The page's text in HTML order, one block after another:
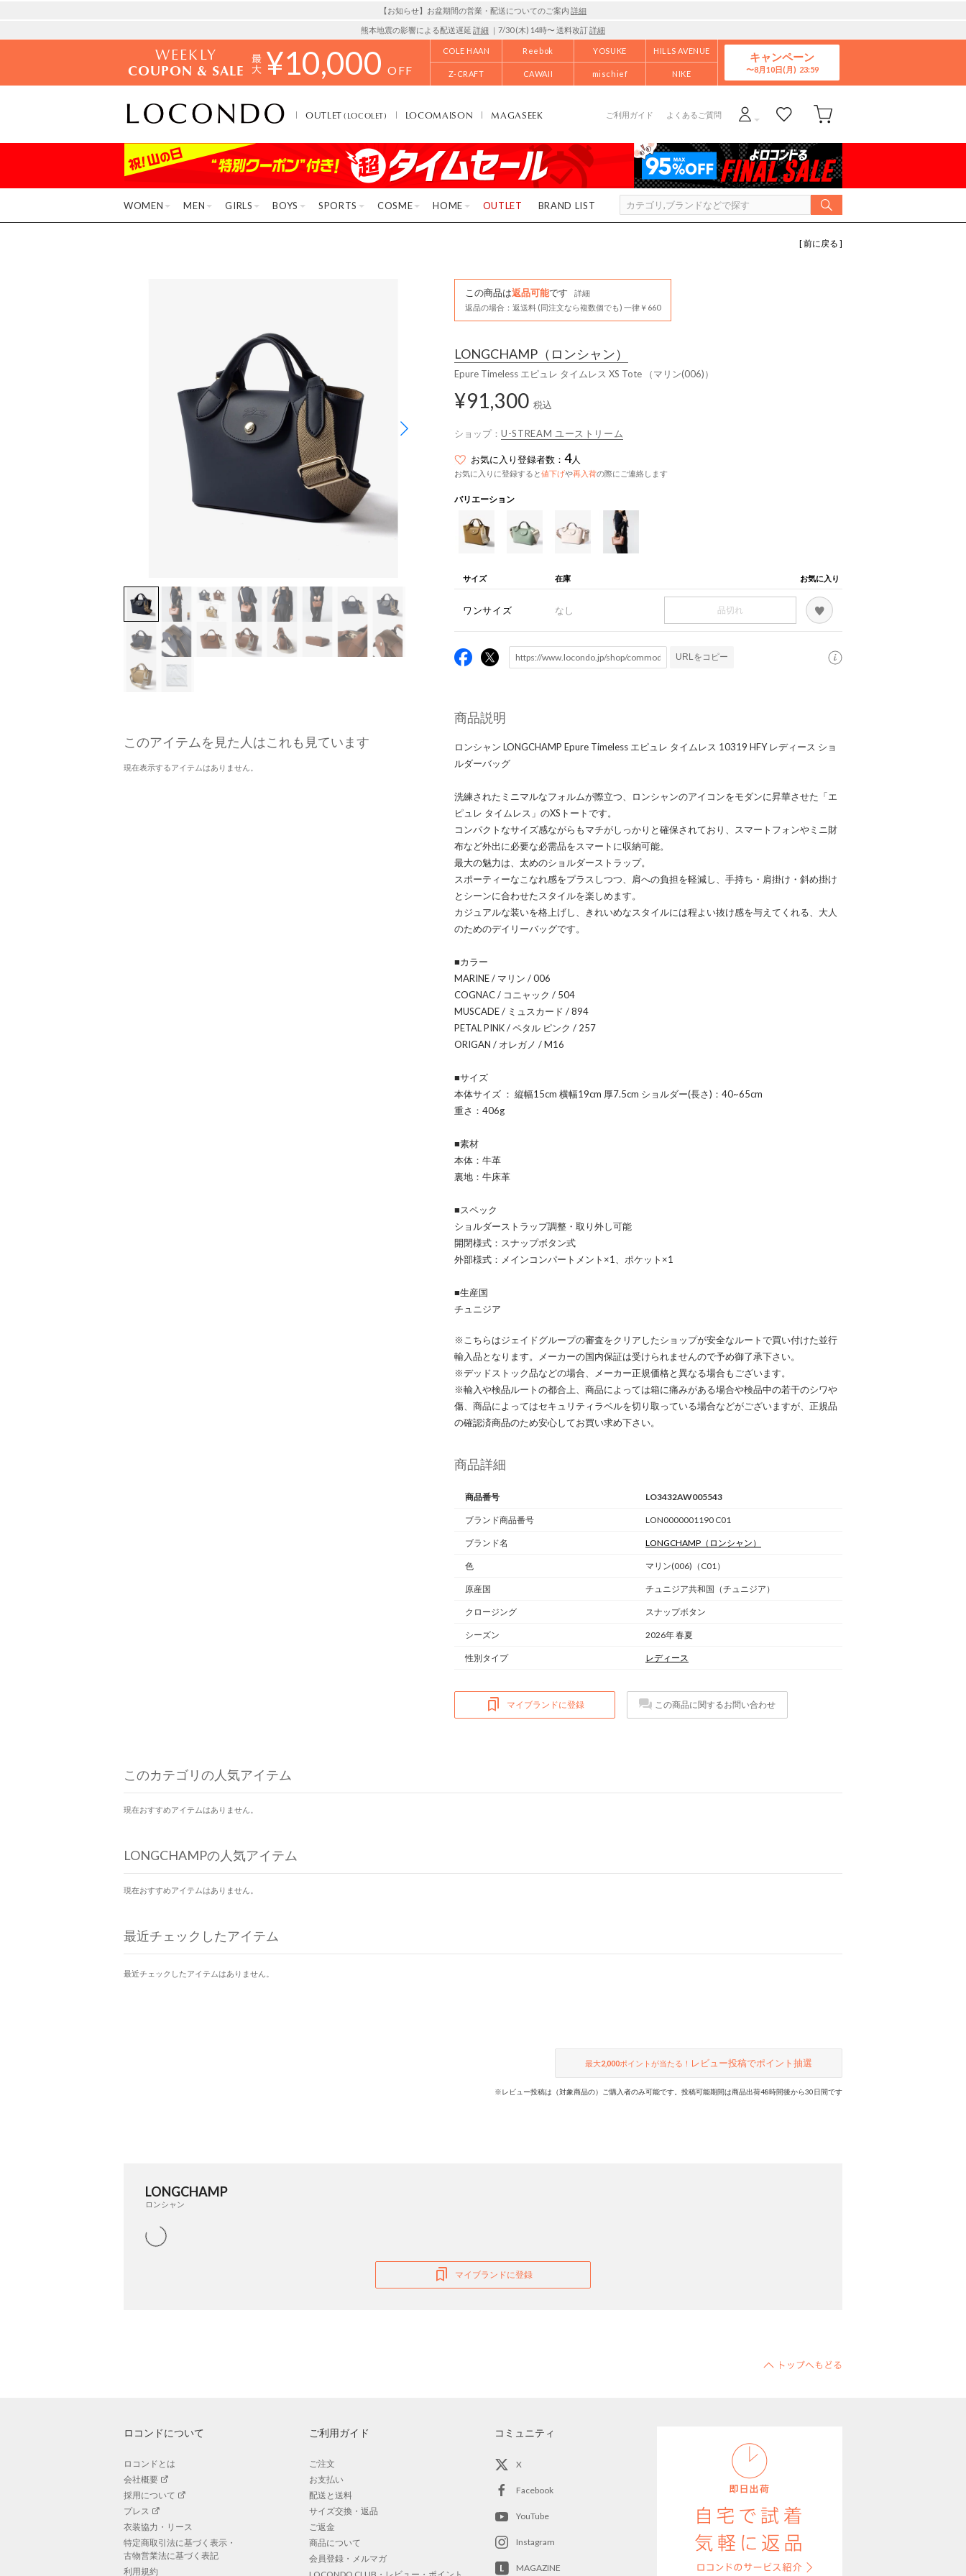
【お知らせ】お盆期間の営業・配送についてのご案内 詳細
熊本地震の影響による配送遅延 詳細 ｜7/30 (木) 14時〜 送料改訂詳細
WEEKLY
COUPON & SALE ¥10,000 OFF
COLE HAAN Reebok YOSUKE HILLS AVENUE
Z-CRAFT CAWAII mischief NIKE
キャンペーン
8月10日(月)
OUTLET(LOCOLET) LOCOMAISON MAGASEEK ご利用ガイド よくあるご質問
WOMEN MEN GIRLS BOYS SPORTS COSME HOME OUTLET BRAND LIST
[ 前に戻る ]
このアイテムを見た人はこれも見ています
現在表示するアイテムはありません。
この商品は返品可能です
詳細
返品の場合：返送料 (同注文なら複数個でも) 一律￥660
LONGCHAMP （ロンシャン）
Epure Timeless エピュレ タイムレス XS Tote （マリン(006)）
¥91,300 税込
ショップ： U-STREAM ユーストリーム
お気に入り登録者数： 4人
お気に入りに登録すると値下げや再入荷の際にご連絡します
バリエーション
サイズ 在庫 お気に入り
ワンサイズ なし 品切れ
URLをコピー
商品説明
ロンシャン LONGCHAMP Epure Timeless エピュレ タイムレス 10319 HFY レディース ショ
ルダーバッグ
洗練されたミニマルなフォルムが際立つ、ロンシャンのアイコンをモダンに昇華させた「エ
ピュレ タイムレス」のXSトートです。
コンパクトなサイズ感ながらもマチがしっかりと確保されており、スマートフォンやミニ財
布など外出に必要な必需品をスマートに収納可能。
最大の魅力は、太めのショルダーストラップ。
スポーティーなこなれ感をプラスしつつ、肩への負担を軽減し、手持ち・肩掛け・斜め掛け
とシーンに合わせたスタイルを楽しめます。
カジュアルな装いを格上げし、きれいめなスタイルには程よい抜け感を与えてくれる、大人
のためのデイリーバッグです。
■カラー
MARINE / マリン / 006
COGNAC / コニャック / 504
MUSCADE / ミュスカード / 894
PETAL PINK / ペタル ピンク / 257
ORIGAN / オレガノ / M16
■サイズ
本体サイズ ： 縦幅15cm 横幅19cm 厚7.5cm ショルダー(長さ)：40~65cm
重さ：406g
■素材
本体：牛革
裏地：牛床革
■スペック
ショルダーストラップ調整・取り外し可能
開閉様式：スナップボタン式
外部様式：メインコンパートメント×1、ポケット×1
■生産国
チュニジア
※こちらはジェイドグループの審査をクリアしたショップが安全なルートで買い付けた並行
輸入品となります。メーカーの国内保証は受けられませんので予め御了承下さい。
※デッドストック品などの場合、メーカー正規価格と異なる場合もございます。
※輸入や検品ルートの都合上、商品によっては箱に痛みがある場合や検品中の若干のシワや
傷、商品によってはセキュリティラベルを切り取っている場合などがございますが、正規品
の確認済商品のため安心してお買い求め下さい。
商品詳細
商品番号 LO3432AW005543
ブランド商品番号 LON0000001190 C01
ブランド名 LONGCHAMP （ロンシャン）
色 マリン(006)（C01）
原産国 チュニジア共和国（チュニジア）
クロージング スナップボタン
シーズン 2026年 春夏
性別タイプ レディース
マイブランドに登録 この商品に関するお問い合わせ
このカテゴリの人気アイテム
現在おすすめアイテムはありません。
LONGCHAMPの人気アイテム
現在おすすめアイテムはありません。
最近チェックしたアイテム
最近チェックしたアイテムはありません。
最大2,000ポイントが当たる！ レビュー投稿でポイント抽選
※レビュー投稿は（対象商品の）ご購入者のみ可能です。投稿可能期間は商品出荷48時間後から30日間です
LONGCHAMP
ロンシャン
マイブランドに登録
ロコンドについて
ロコンドとは
会社概要
採用について
プレス
衣装協力・リース
特定商取引法に基づく表示・
古物営業法に基づく表記
利用規約
ご利用ガイド
ご注文
お支払い
配送と送料
サイズ交換・返品
ご返金
商品について
会員登録・メルマガ
コミュニティ
X
Facebook
YouTube
Instagram
MAGAZINE